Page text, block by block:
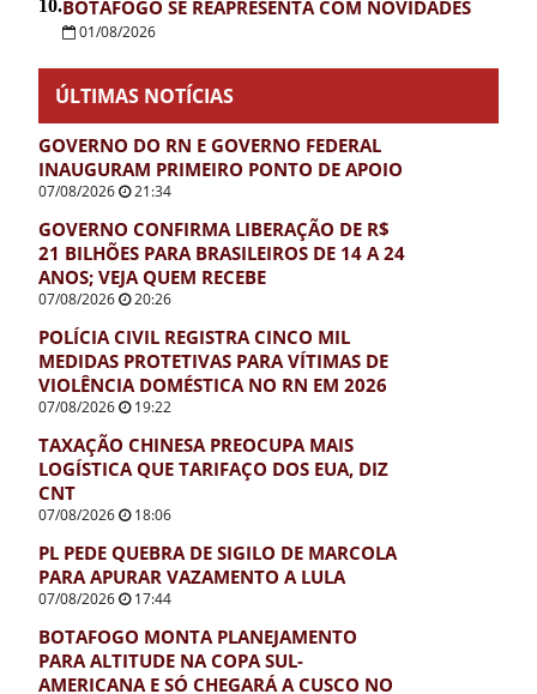
10.BOTAFOGO SE REAPRESENTA COM NOVIDADES
01/08/2026
ÚLTIMAS NOTÍCIAS
GOVERNO DO RN E GOVERNO FEDERAL
INAUGURAM PRIMEIRO PONTO DE APOIO
07/08/2026 21:34
GOVERNO CONFIRMA LIBERAÇÃO DE R$
21 BILHÕES PARA BRASILEIROS DE 14 A 24
ANOS; VEJA QUEM RECEBE
07/08/2026 20:26
POLÍCIA CIVIL REGISTRA CINCO MIL
MEDIDAS PROTETIVAS PARA VÍTIMAS DE
VIOLÊNCIA DOMÉSTICA NO RN EM 2026
07/08/2026 19:22
TAXAÇÃO CHINESA PREOCUPA MAIS
LOGÍSTICA QUE TARIFAÇO DOS EUA, DIZ
CNT
07/08/2026 18:06
PL PEDE QUEBRA DE SIGILO DE MARCOLA
PARA APURAR VAZAMENTO A LULA
07/08/2026 17:44
BOTAFOGO MONTA PLANEJAMENTO
PARA ALTITUDE NA COPA SUL-
AMERICANA E SÓ CHEGARÁ A CUSCO NO